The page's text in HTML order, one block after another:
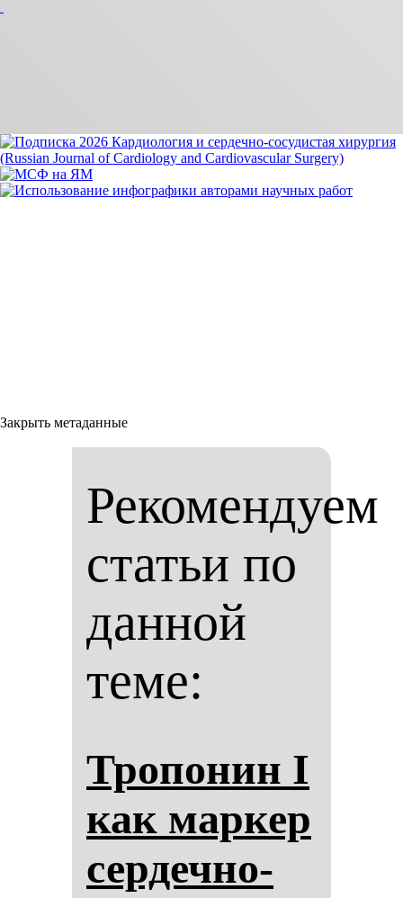
Закрыть метаданные
Рекомендуем
статьи по
данной
теме:
Тро­по­нин I
как мар­кер
сер­деч­но-